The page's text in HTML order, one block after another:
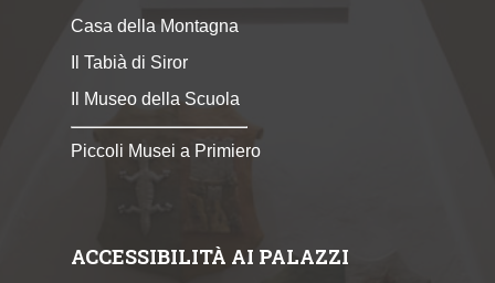
Casa della Montagna
Il Tabià di Siror
Il Museo della Scuola
Piccoli Musei a Primiero
ACCESSIBILITÀ AI PALAZZI